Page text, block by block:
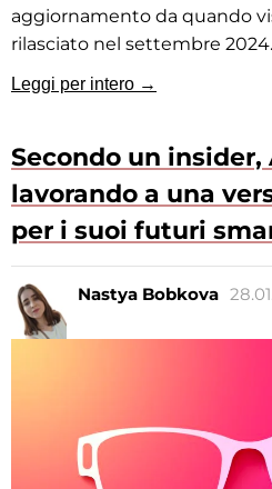
aggiornamento da quando
rilasciato nel settembre 2024.
Leggi per intero →
Secondo un
lavorando a una
per i suoi futuri
Nastya Bobkova